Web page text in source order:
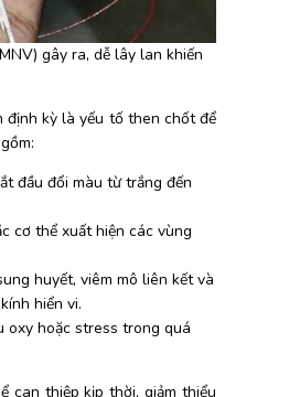
gây ra, dễ lây lan khiến
định kỳ là yếu tố then chốt để
đầu đổi màu từ trắng đến
cơ thể xuất hiện các vùng
huyết, viêm mô liên kết và
hiển vi.
oxy hoặc stress trong quá
can thiệp kịp thời, giảm thiểu